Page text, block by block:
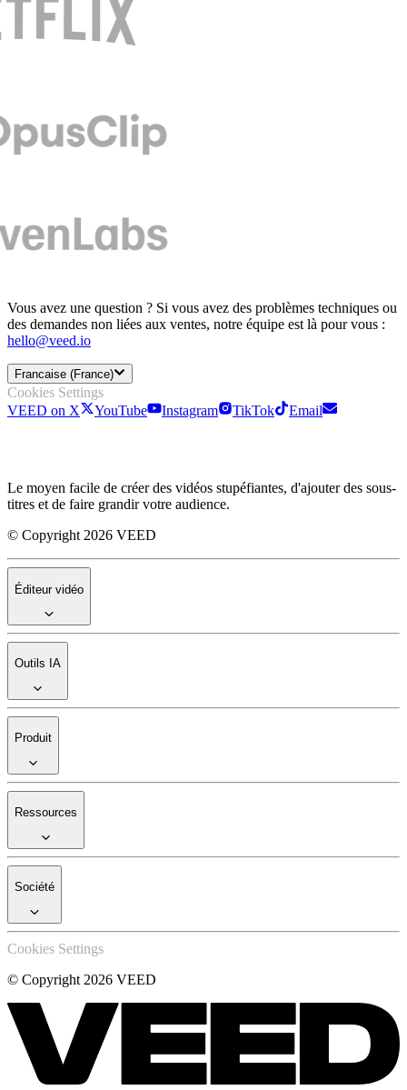
Vous avez une question ? Si vous avez des problèmes techniques ou
des demandes non liées aux ventes, notre équipe est là pour vous :
hello@veed.io
Francaise (France)
Cookies Settings
VEED on X
YouTube Instagram TikTok Email
Le moyen facile de créer des vidéos stupéfiantes, d'ajouter des sous-
titres et de faire grandir votre audience.
© Copyright 2026 VEED
Éditeur vidéo
Outils IA
Produit
Ressources
Société
Cookies Settings
© Copyright 2026 VEED